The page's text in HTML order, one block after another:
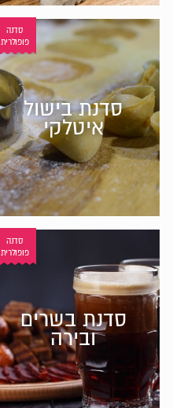
סדנה
פופולרית
סדנת בישול
איטלקי
סדנה
פופולרית
סדנת בשרים
ובירה